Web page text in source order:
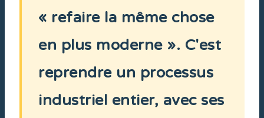
« refaire la même chose
en plus moderne ». C'est
reprendre un processus
industriel entier, avec ses